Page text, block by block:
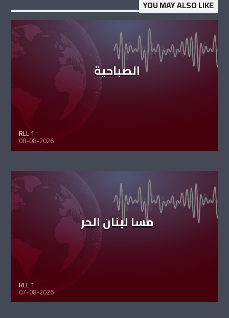
YOU MAY ALSO LIKE
الصباحية
RLL 1
08-08-2026
مسا لبنان الحر
RLL 1
07-08-2026